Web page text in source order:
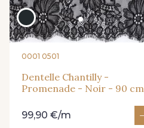
0001 0501
Dentelle Chantilly -
Promenade - Noir - 90 cm
99,90 €/m